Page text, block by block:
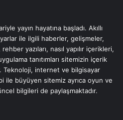
yayın hayatına başladı. Akıllı
ile ilgili haberler, gelişmeler,
yazıları, nasıl yapılır içerikleri,
tanıtımları sitemizin içerik
Teknoloji, internet ve bilgisayar
ile büyüyen sitemiz ayrıca oyun ve
bilgileri de paylaşmaktadır.